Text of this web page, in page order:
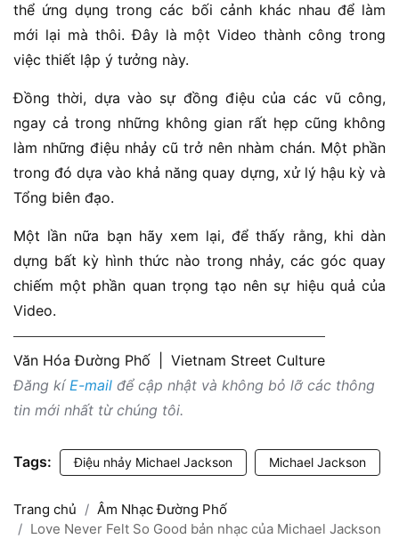
thể ứng dụng trong các bối cảnh khác nhau để làm
mới lại mà thôi. Đây là một Video thành công trong
việc thiết lập ý tưởng này.
Đồng thời, dựa vào sự đồng điệu của các vũ công,
ngay cả trong những không gian rất hẹp cũng không
làm những điệu nhảy cũ trở nên nhàm chán. Một phần
trong đó dựa vào khả năng quay dựng, xử lý hậu kỳ và
Tổng biên đạo.
Một lần nữa bạn hãy xem lại, để thấy rằng, khi dàn
dựng bất kỳ hình thức nào trong nhảy, các góc quay
chiếm một phần quan trọng tạo nên sự hiệu quả của
Video.
Văn Hóa Đường Phố
Vietnam Street Culture
Đăng kíE-mail để cập nhật và không bỏ lỡ các thông
tin mới nhất từ chúng tôi.
Tags: Điệu nhảy Michael Jackson Michael Jackson
Trang chủ
Âm Nhạc Đường Phố
Love Never Felt So Good bản nhạc của Michael Jackson